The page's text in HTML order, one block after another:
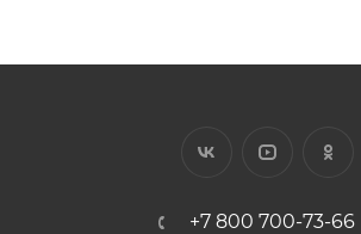
+7 800 700-73-66